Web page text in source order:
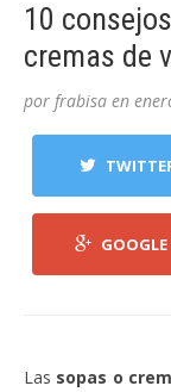
10
cremas de
por frabisa en
GOOGLE
Las sopas o